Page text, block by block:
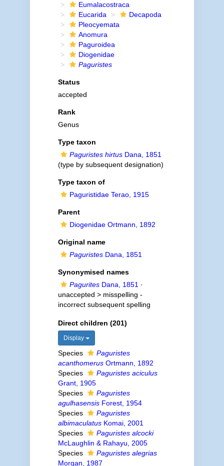
Eumalacostraca
Eucarida
Decapoda
Pleocyemata
Anomura
Paguroidea
Diogenidae
Paguristes
Status
accepted
Rank
Genus
Type taxon
Paguristes hirtusDana, 1851
(type by subsequent designation)
Type taxon of
Paguristidae Terao, 1915
Parent
Diogenidae Ortmann, 1892
Original name
PaguristesDana, 1851
Synonymised names
PaguritesDana, 1851 ·
unaccepted > misspelling -
incorrect subsequent spelling
Direct children (201)
Display
Species
Paguristes
acanthomerusOrtmann, 1892
Species
Paguristes aciculus
Grant, 1905
Species
Paguristes
agulhasensisForest, 1954
Species
Paguristes
albimaculatusKomai, 2001
Species
Paguristes alcocki
McLaughlin & Rahayu, 2005
Species
Paguristes alegrias
Morgan, 1987